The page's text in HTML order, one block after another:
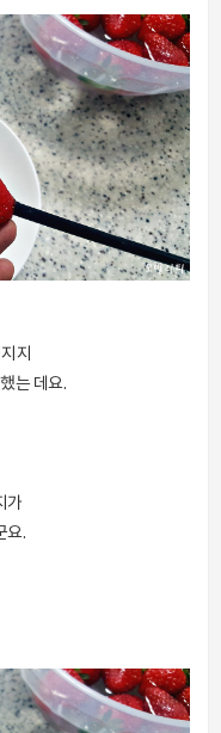
지
는 데요.
가
요.